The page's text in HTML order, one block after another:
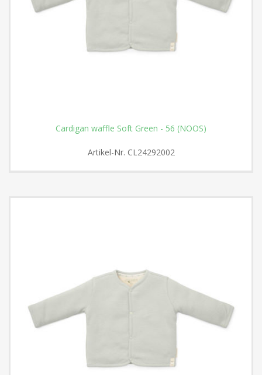
Cardigan waffle Soft Green - 56 (NOOS)
Artikel-Nr. CL24292002